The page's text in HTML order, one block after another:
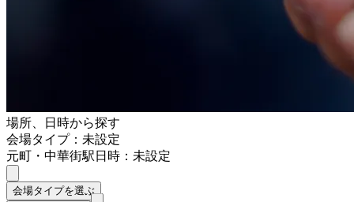
場所、日時から探す
会場タイプ：未設定
元町・中華街駅日時：未設定
会場タイプを選ぶ